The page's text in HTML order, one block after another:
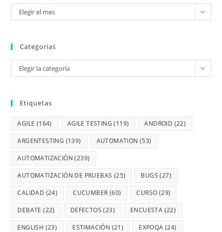
Elegir el mes
Categorias
Elegir la categoría
Etiquetas
AGILE (164) AGILE TESTING (119) ANDROID (22)
ARGENTESTING (139) AUTOMATION (53)
AUTOMATIZACIÓN (239)
AUTOMATIZACIÓN DE PRUEBAS (25) BUGS (27)
CALIDAD (24) CUCUMBER (60) CURSO (29)
DEBATE (22) DEFECTOS (23) ENCUESTA (22)
ENGLISH (23) ESTIMACIÓN (21) EXPOQA (24)